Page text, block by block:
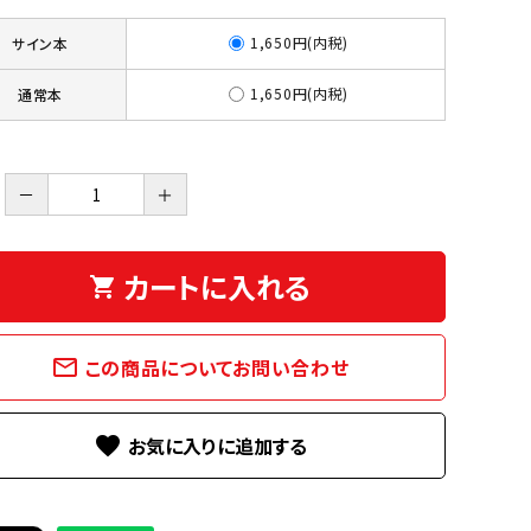
サイン本 1,650円(内税)
通常本 1,650円(内税)
－ ＋
shopping_cart カートに入れる
mail_outline この商品についてお問い合わせ
favorite